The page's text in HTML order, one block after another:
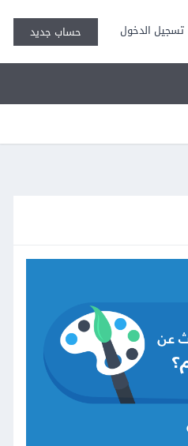
تسجيل الدخول حساب جديد